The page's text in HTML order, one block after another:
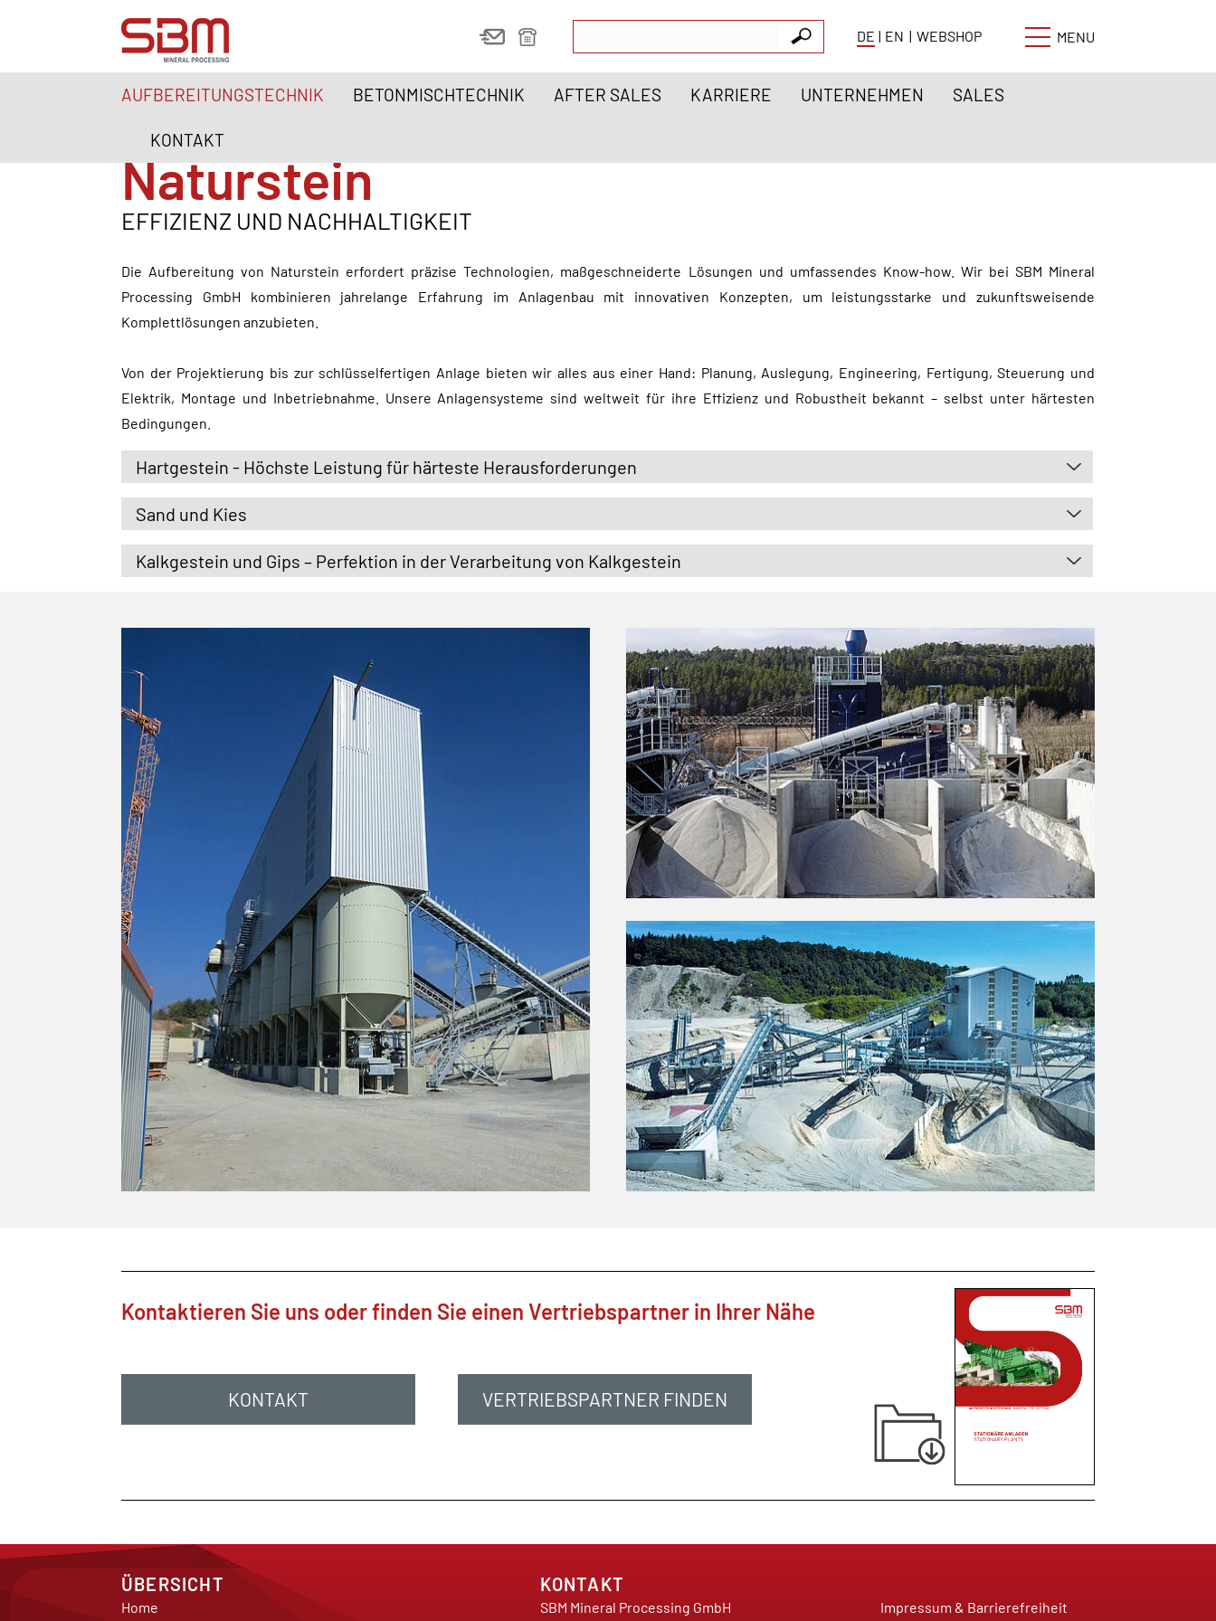
DE | EN | WEBSHOP MENU
AUFBEREITUNGSTECHNIK BETONMISCHTECHNIK AFTER SALES KARRIERE UNTERNEHMEN SALES
KONTAKT
Naturstein
EFFIZIENZ UND NACHHALTIGKEIT
Die Aufbereitung von Naturstein erfordert präzise Technologien, maßgeschneiderte Lösungen und umfassendes Know-how. Wir bei SBM Mineral
Processing GmbH kombinieren jahrelange Erfahrung im Anlagenbau mit innovativen Konzepten, um leistungsstarke und zukunftsweisende
Komplettlösungen anzubieten.
Von der Projektierung bis zur schlüsselfertigen Anlage bieten wir alles aus einer Hand: Planung, Auslegung, Engineering, Fertigung, Steuerung und
Elektrik, Montage und Inbetriebnahme. Unsere Anlagensysteme sind weltweit für ihre Effizienz und Robustheit bekannt – selbst unter härtesten
Bedingungen.
Hartgestein - Höchste Leistung für härteste Herausforderungen
Sand und Kies
Kalkgestein und Gips – Perfektion in der Verarbeitung von Kalkgestein
Kontaktieren Sie uns oder finden Sie einen Vertriebspartner in Ihrer Nähe
KONTAKT VERTRIEBSPARTNER FINDEN
ÜBERSICHT
Home
KONTAKT
SBM Mineral Processing GmbH
Impressum & Barrierefreiheit